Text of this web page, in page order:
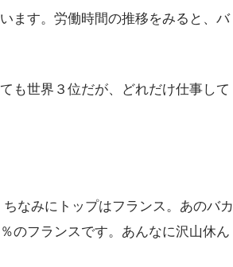
ます。労働時間の推移をみると、バ
も世界３位だが、どれだけ仕事して
なみにトップはフランス。あのバカ
のフランスです。あんなに沢山休ん